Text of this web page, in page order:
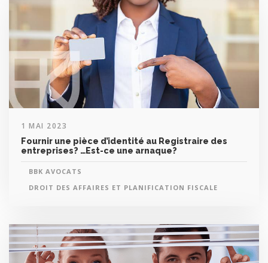
1 MAI 2023
Fournir une pièce d’identité au Registraire des
entreprises? …Est-ce une arnaque?
BBK AVOCATS
DROIT DES AFFAIRES ET PLANIFICATION FISCALE